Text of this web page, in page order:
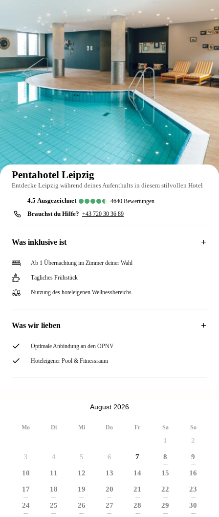
Auf der Karte anzeigen
Pentahotel Leipzig
Entdecke Leipzig während deines Aufenthalts in diesem stilvollen Hotel
4.5 ausgezeichnet 4640 Bewertungen
Brauchst du Hilfe? +43 720 30 36 89
Was inklusive ist
Ab 1 Übernachtung im Zimmer deiner Wahl
Tägliches Frühstück
Nutzung des hoteleigenen Wellnessbereichs
Was wir lieben
Optimale Anbindung an den ÖPNV
Hoteleigener Pool & Fitnessraum
August 2026
Mo Di Mi Do Fr Sa So
1 2
3 4 5 6 7 8
---
9
---
10
---
11
---
12
---
13
---
14
---
15
---
16
---
17
---
18
---
19
---
20
---
21
---
22
---
23
---
24
---
25
---
26
---
27
---
28
---
29
---
30
---